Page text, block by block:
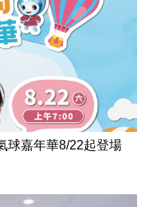
嘉年華8/22起登場